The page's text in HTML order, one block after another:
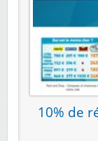
10% de